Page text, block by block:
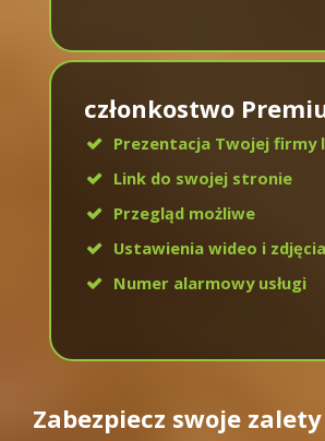
członkostwo
Prezentacja Twojej firmy
Link do swojej stronie
Przegląd możliwe
Ustawienia wideo i zdjęcia
Numer alarmowy usługi
Zabezpiecz swoje